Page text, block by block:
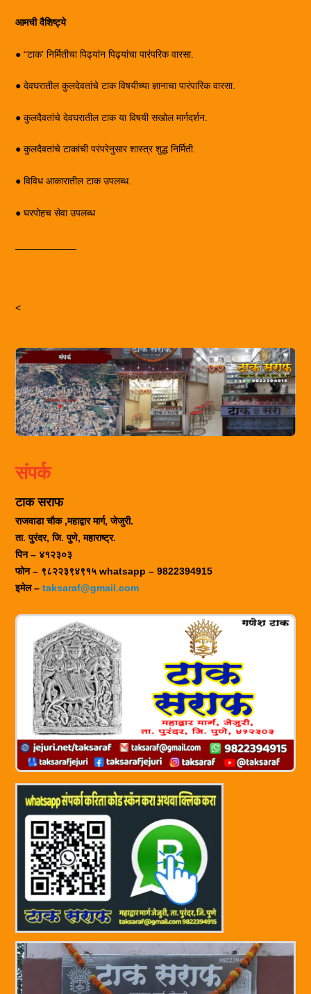
आमची वैशिष्ट्ये
● “टाक’ निर्मितीचा पिढ्यांन पिढ्यांचा पारंपरिक वारसा.
● देवघरातील कुलदेवतांचे टाक विषयीच्या ज्ञानाचा पारंपारिक वारसा.
● कुलदैवतांचे देवघरातील टाक या विषयी सखोल मार्गदर्शन.
● कुलदैवतांचे टाकांची परंपरेनुसार शास्त्र शुद्ध निर्मिती.
● विविध आकारातील टाक उपलब्ध.
● घरपोहच सेवा उपलब्ध
<
संपर्क
टाक सराफ
राजवाडा चौक ,महाद्वार मार्ग, जेजुरी.
ता. पुरंदर, जि. पुणे, महाराष्ट्र.
पिन – ४१२३०३
फोन – ९८२२३९४९१५ whatsapp – 9822394915
इमेल – taksaraf@gmail.com